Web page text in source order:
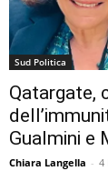
Sud Politica
Qatargate,
Gualmini e
Chiara Langella - 4